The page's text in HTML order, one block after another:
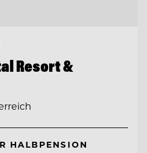
Resort &
HALBPENSION